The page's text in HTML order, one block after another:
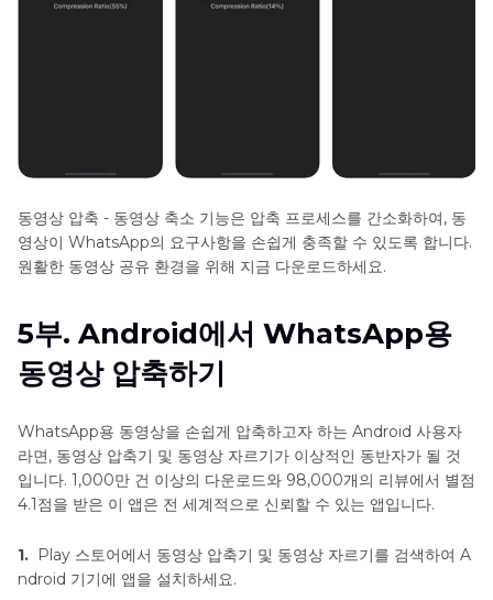
동영상 압축 - 동영상 축소 기능은 압축 프로세스를 간소화하여, 동
영상이 WhatsApp의 요구사항을 손쉽게 충족할 수 있도록 합니다.
원활한 동영상 공유 환경을 위해 지금 다운로드하세요.
5부. Android에서 WhatsApp용
동영상 압축하기
WhatsApp용 동영상을 손쉽게 압축하고자 하는 Android 사용자
라면, 동영상 압축기 및 동영상 자르기가 이상적인 동반자가 될 것
입니다. 1,000만 건 이상의 다운로드와 98,000개의 리뷰에서 별점
4.1점을 받은 이 앱은 전 세계적으로 신뢰할 수 있는 앱입니다.
1. Play 스토어에서 동영상 압축기 및 동영상 자르기를 검색하여 A
ndroid 기기에 앱을 설치하세요.